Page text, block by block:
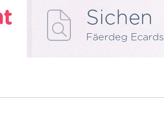
Sichen
Fäerdeg Ecards